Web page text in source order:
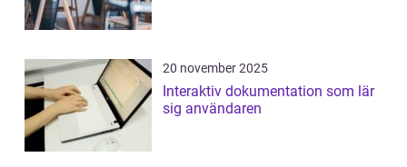
20 november 2025
Interaktiv dokumentation som lär
sig användaren